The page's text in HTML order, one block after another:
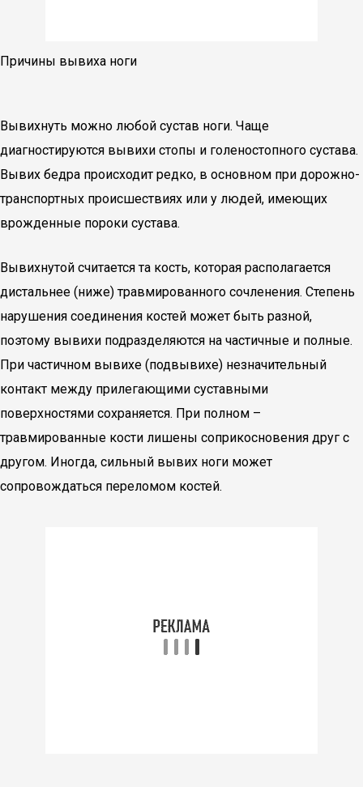
Причины вывиха ноги
Вывихнуть можно любой сустав ноги. Чаще
диагностируются вывихи стопы и голеностопного сустава.
Вывих бедра происходит редко, в основном при дорожно-
транспортных происшествиях или у людей, имеющих
врожденные пороки сустава.
Вывихнутой считается та кость, которая располагается
дистальнее (ниже) травмированного сочленения. Степень
нарушения соединения костей может быть разной,
поэтому вывихи подразделяются на частичные и полные.
При частичном вывихе (подвывихе) незначительный
контакт между прилегающими суставными
поверхностями сохраняется. При полном –
травмированные кости лишены соприкосновения друг с
другом. Иногда, сильный вывих ноги может
сопровождаться переломом костей.